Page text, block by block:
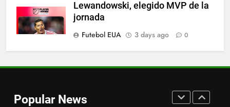
Lewandowski, elegido MVP de la
jornada
Futebol EUA
3 days ago 0
Popular News
Austin dispensa sua equipe
espanhola
SPORTS
el partido de Lewandowski